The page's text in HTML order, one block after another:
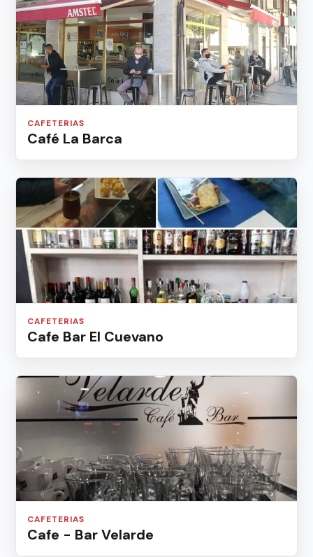
CAFETERIAS
Café La Barca
CAFETERIAS
Cafe Bar El Cuevano
CAFETERIAS
Cafe - Bar Velarde